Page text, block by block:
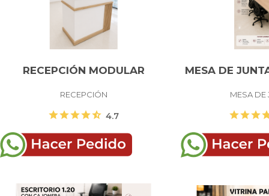
RECEPCIÓN MODULAR
RECEPCIÓN
starstarstarstarstar_half 4.7
MESA DE
MESA DE
starstarstar